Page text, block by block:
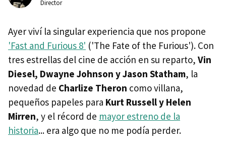
Director
Ayer viví la singular experiencia que nos propone
'Fast and Furious 8' ('The Fate of the Furious'). Con
tres estrellas del cine de acción en su reparto, Vin
Diesel, Dwayne Johnson y Jason Statham, la
novedad de Charlize Theron como villana,
pequeños papeles para Kurt Russell y Helen
Mirren, y el récord de mayor estreno de la
historia... era algo que no me podía perder.